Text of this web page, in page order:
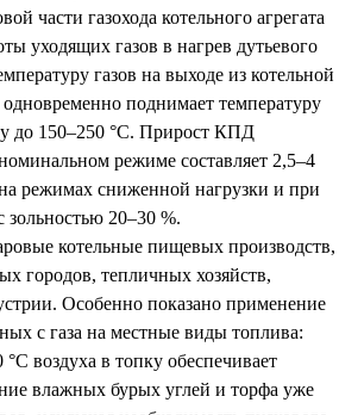
части газохода котельного агрегата
уходящих газов в нагрев дутьевого
газов на выходе из котельной
поднимает температуру
до 150–250 °C. Прирост КПД
режиме составляет 2,5–4
режимах сниженной нагрузки и при
20–30 %.
котельные пищевых производств,
городов, тепличных хозяйств,
Особенно показано применение
с газа на местные виды топлива:
°C воздуха в топку обеспечивает
влажных бурых углей и торфа уже